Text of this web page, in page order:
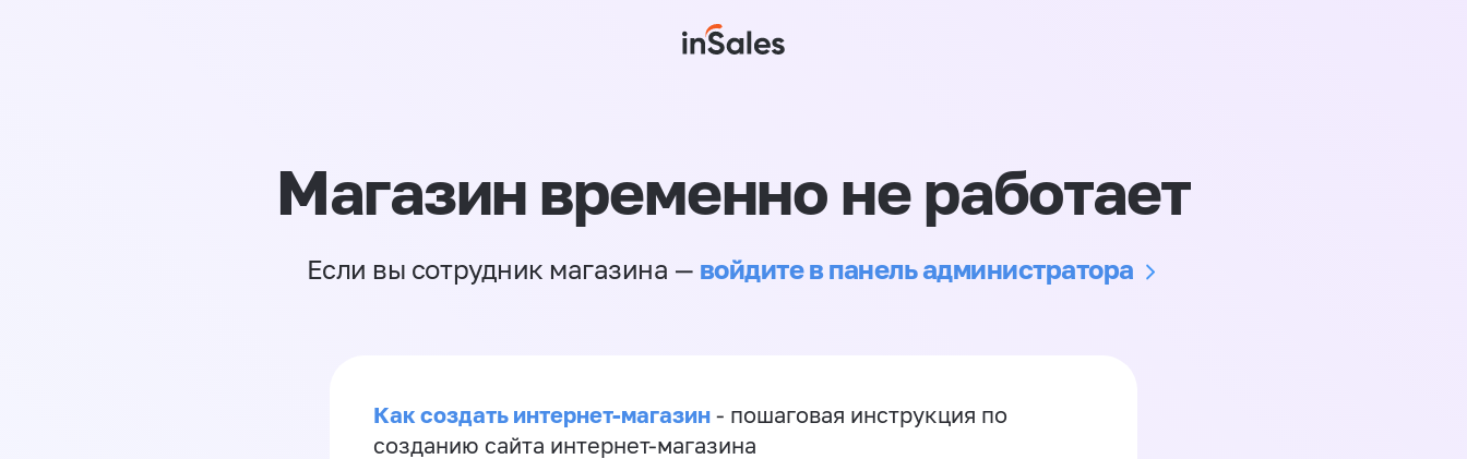
Магазин временно не работает
Если вы сотрудник магазина — войдите в панель администратора
Как создать интернет-магазин - пошаговая инструкция по
созданию сайта интернет-магазина